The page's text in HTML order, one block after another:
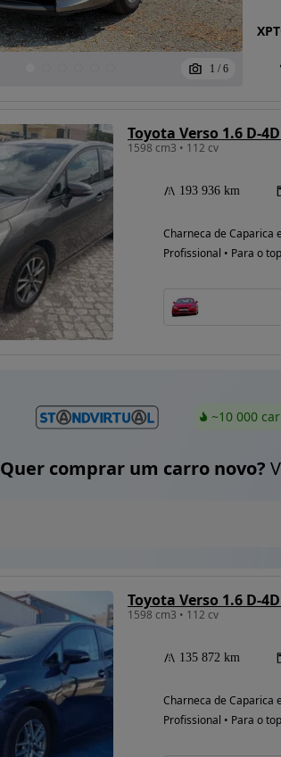
1 / 6
Toyota Verso 1.6 D-
1598 cm3 • 112 cv
193 936 km
Charneca de Caparica
Profissional • Para o
~10 000
Quer comprar um carro novo?
Toyota Verso 1.6 D-
1598 cm3 • 112 cv
135 872 km
Charneca de Caparica
Profissional • Para o